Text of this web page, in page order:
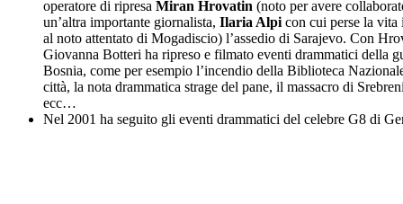
operatore di ripresa Miran Hrovatin (noto per avere
un’altra importante giornalista, Ilaria Alpicon cui perse la vita
al noto attentato di Mogadiscio) l’assedio di Sarajevo. Con
Giovanna Botteri ha ripreso e filmato eventi drammatici della
Bosnia, come per esempio l’incendio della Biblioteca
città, la nota drammatica strage del pane, il massacro di
ecc…
Nel 2001 ha seguito gli eventi drammatici del celebre G8 di